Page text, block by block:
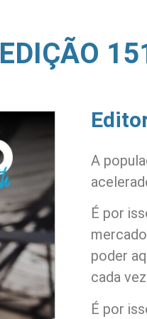
EDIÇÃO
A
É por
poder
cada
É por